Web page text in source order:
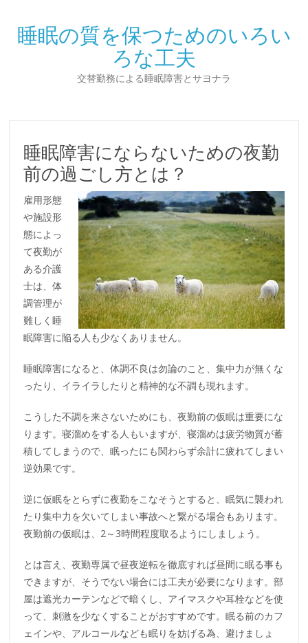
睡眠の質を保つためのいろい
ろな工夫
交替勤務による睡眠障害とサヨナラ
睡眠障害にならないための夜勤
前の過ごし方とは？
雇用形態
や施設形
態によっ
て夜勤が
ある介護
士は、体
調管理が
難しく睡
眠障害に陥る人も少なくありません。
睡眠障害になると、体調不良は勿論のこと、集中力が無くな
ったり、イライラしたりと精神的な不調も現れます。
こうした不調を来さないためにも、夜勤前の仮眠は重要にな
ります。寝溜めをする人もいますが、寝溜めは疲労物質が蓄
積してしまうので、眠ったにも関わらず余計に疲れてしまい
逆効果です。
逆に仮眠をとらずに夜勤をこなそうとすると、眠気に襲われ
たり集中力を欠いてしまい事故へと繋がる場合もあります。
夜勤前の仮眠は、2～3時間程度取るようにしましょう。
とは言え、夜勤専属で昼夜逆転を徹底すれば昼間に眠る事も
できますが、そうでない場合には工夫が必要になります。部
屋は遮光カーテンなどで暗くし、アイマスクや耳栓などを使
って、刺激を少なくすることがおすすめです。眠る前のカフ
ェインや、アルコールなども眠りを妨げる為、避けましょ